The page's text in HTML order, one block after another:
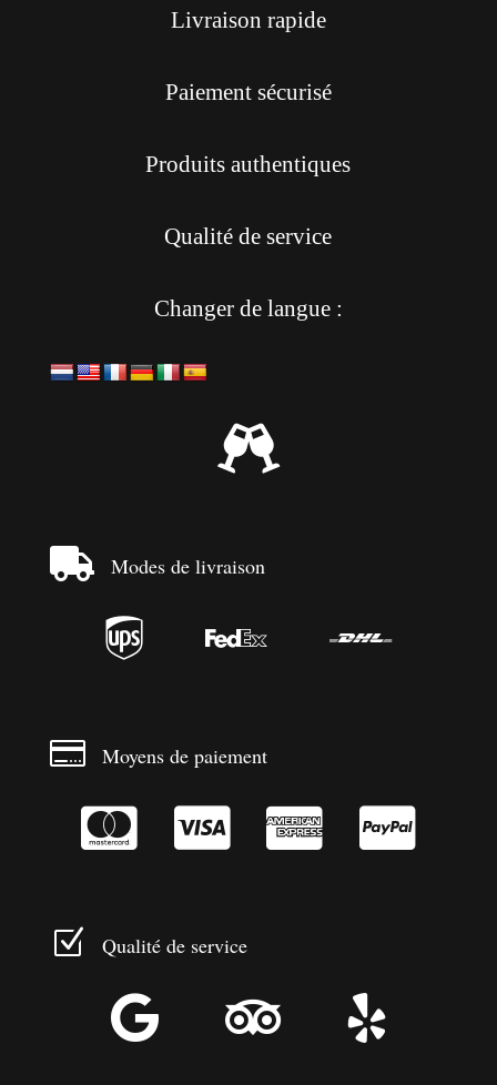
Livraison rapide
Paiement sécurisé
Produits authentiques
Qualité de service
Changer de langue :

 Modes de livraison
  
 Moyens de paiement
   
Z Qualité de service
  